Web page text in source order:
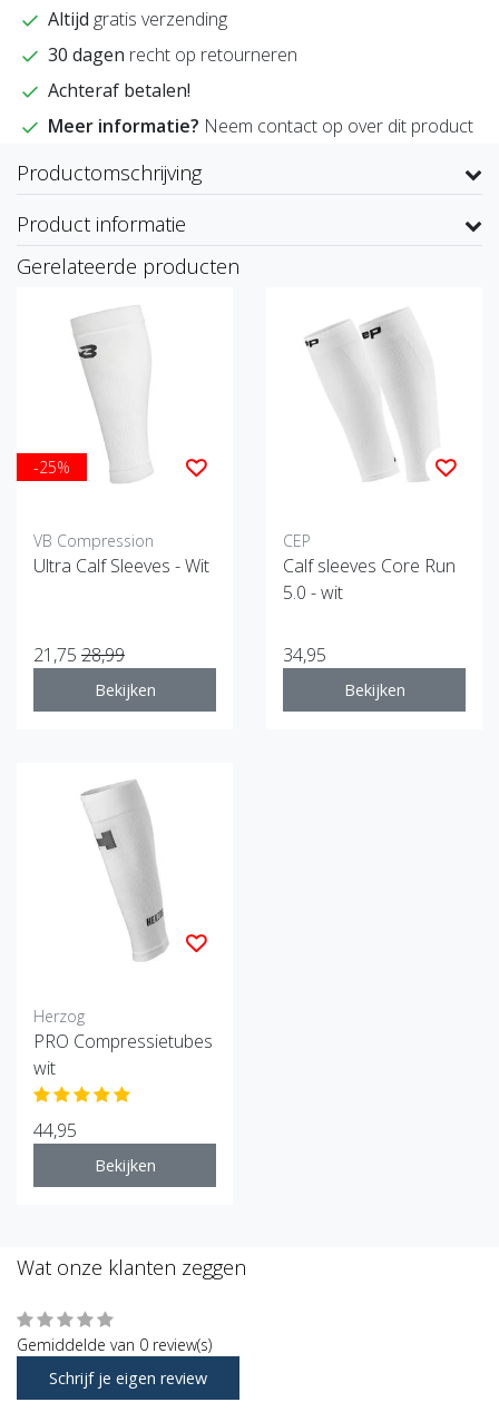
Altijd gratis verzending
30 dagen recht op retourneren
Achteraf betalen!
Meer informatie? Neem contact op over dit product
Productomschrijving
Product informatie
Gerelateerde producten
-25%
VB Compression
Ultra Calf Sleeves - Wit
21,75 28,99
Bekijken
CEP
Calf sleeves Core Run
5.0 - wit
34,95
Bekijken
Herzog
PRO Compressietubes
wit
44,95
Bekijken
Wat onze klanten zeggen
Gemiddelde van 0 review(s)
Schrijf je eigen review